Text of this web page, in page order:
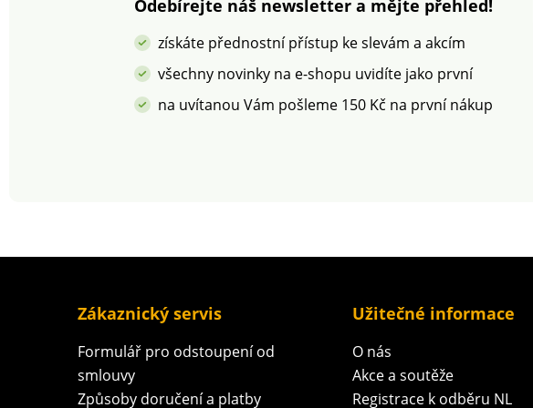
stálobarevnost
Odebírejte náš newsletter a mějte přehled!
získáte přednostní přístup ke slevám a akcím
všechny novinky na e-shopu uvidíte jako první
na uvítanou Vám pošleme 150 Kč na první nákup
Zákaznický servis
Formulář pro odstoupení od
smlouvy
Způsoby doručení a platby
Užitečné informace
O nás
Akce a soutěže
Registrace k odběru NL